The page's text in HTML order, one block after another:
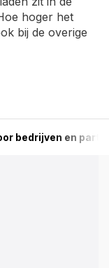
hoger het
bij de overige
bedrijven en